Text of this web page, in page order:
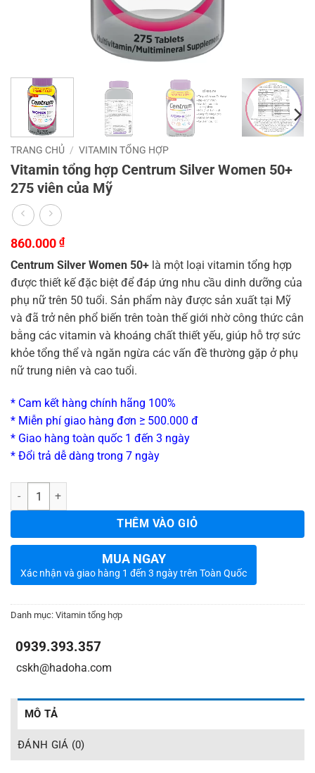
TRANG CHỦ / VITAMIN TỔNG HỢP
Vitamin tổng hợp Centrum Silver Women 50+
275 viên của Mỹ
860.000 ₫
Centrum Silver Women 50+ là một loại vitamin tổng hợp
được thiết kế đặc biệt để đáp ứng nhu cầu dinh dưỡng của
phụ nữ trên 50 tuổi. Sản phẩm này được sản xuất tại Mỹ
và đã trở nên phổ biến trên toàn thế giới nhờ công thức cân
bằng các vitamin và khoáng chất thiết yếu, giúp hỗ trợ sức
khỏe tổng thể và ngăn ngừa các vấn đề thường gặp ở phụ
nữ trung niên và cao tuổi.
* Cam kết hàng chính hãng 100%
* Miễn phí giao hàng đơn ≥ 500.000 đ
* Giao hàng toàn quốc 1 đến 3 ngày
* Đổi trả dễ dàng trong 7 ngày
Số lượng
THÊM VÀO GIỎ
MUA NGAY
Xác nhận và giao hàng 1 đến 3 ngày trên Toàn Quốc
Danh mục: Vitamin tổng hợp
0939.393.357
cskh@hadoha.com
MÔ TẢ
ĐÁNH GIÁ (0)